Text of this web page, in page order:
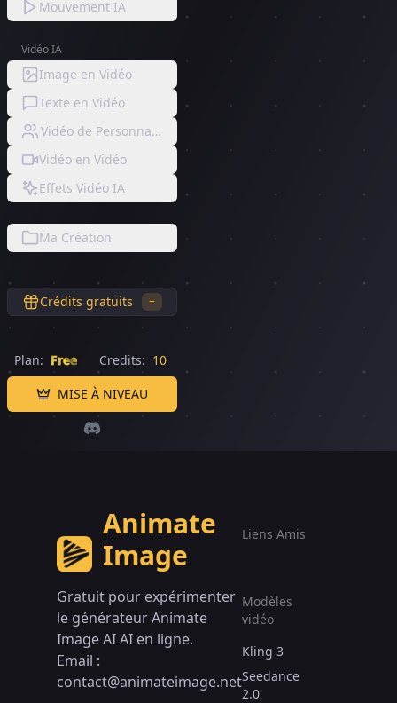
Mouvement IA
Vidéo IA
Image en Vidéo
Texte en Vidéo
Vidéo de Personnage Consistent
Vidéo en Vidéo
Effets Vidéo IA
Ma Création
Crédits gratuits +
Plan: Free Credits: 10
MISE À NIVEAU
Animate
Image
Gratuit pour expérimenter
le générateur Animate
Image AI AI en ligne.
Email :
contact@animateimage.net
Liens Amis
Modèles
vidéo
Kling 3
Seedance
2.0